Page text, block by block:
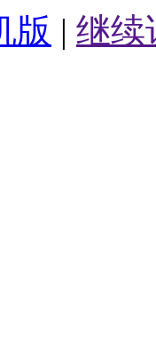
版 | 继续